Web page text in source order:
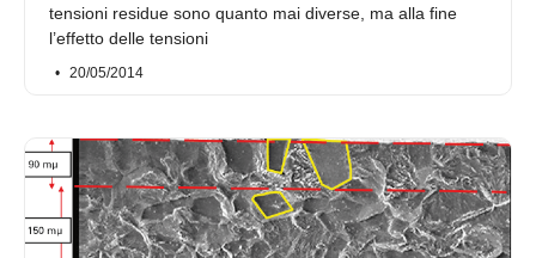
tensioni residue sono quanto mai diverse, ma alla fine
l’effetto delle tensioni
20/05/2014